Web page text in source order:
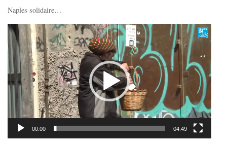
Naples solidaire…
Lecteur
vidéo
00:00 04:49